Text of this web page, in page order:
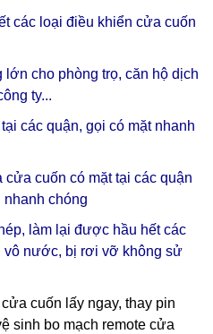
các loại điều khiển cửa cuốn
cho phòng trọ, căn hộ dịch
ty...
các quận, gọi có mặt nhanh
cuốn có mặt tại các quận
nhanh chóng
làm lại được hầu hết các
vô nước, bị rơi vỡ không sử
cuốn lấy ngay, thay pin
sinh bo mạch remote cửa